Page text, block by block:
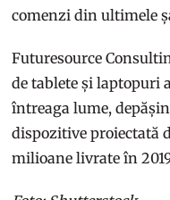
comenzi din ultimele
Futuresource
de tablete și laptopuri
întreaga lume,
dispozitive proiectată
milioane livrate în